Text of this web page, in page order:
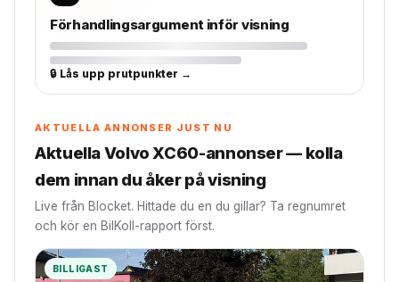
Förhandlingsargument inför visning
🔒 Lås upp prutpunkter →
AKTUELLA ANNONSER JUST NU
Aktuella Volvo XC60-annonser — kolla
dem innan du åker på visning
Live från Blocket. Hittade du en du gillar? Ta regnumret
och kör en BilKoll-rapport först.
BILLIGAST